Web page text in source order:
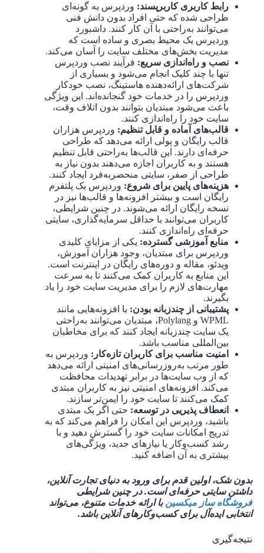
رابط کاربری کاربرپسند: وردپرس به گونه‌ای
طراحی شده که حتی افراد بدون دانش فنی
می‌توانند به‌راحتی با آن کار کنند. داشبورد
وردپرس یک محیط بصری و ساده است که
مدیریت بخش‌های مختلف سایت را آسان می‌کند.
نصب و راه‌اندازی سریع: فرآیند نصب وردپرس
تنها با چند کلیک انجام می‌شود و بسیاری از
شرکت‌های ارائه‌دهنده هاستینگ، نصب خودکار
وردپرس را در خدمات خود گنجانده‌اند. این ویژگی
باعث می‌شود مبتدیان بتوانند بدون اتلاف وقت،
سایت خود را راه‌اندازی کنند.
قالب‌های آماده و قابل تنظیم: وردپرس هزاران
قالب رایگان و پولی ارائه می‌دهد که طراحی
حرفه‌ای دارند. این قالب‌ها به‌راحتی قابل تنظیم
هستند و به کاربران اجازه می‌دهند بدون نیاز به
طراحی از صفر، سایتی منحصربه‌فرد ایجاد کنند.
هزینه‌های پایین برای شروع: وردپرس یک پلتفرم
رایگان است و بیشتر افزونه‌ها و قالب‌ها نیز در
نسخه رایگان ارائه می‌شوند. در چنین شرایطی،
کاربران می‌توانند با حداقل سرمایه‌گذاری، سایتی
حرفه‌ای راه‌اندازی کنند.
منابع آموزشی گسترده: یکی از مزایای کلیدی
وردپرس برای مبتدیان، وجود هزاران آموزش،
ویدئو، مقاله و دوره‌های رایگان در اینترنت است.
این منابع به کاربران کمک می‌کنند تا به ‌سرعت
مهارت‌های لازم را برای مدیریت سایت خود را یاد
بگیرند.
پشتیبانی از چندزبانه بودن: با افزونه‌هایی مانند
WPML و Polylang، مبتدیان می‌توانند به‌راحتی
یک سایت چندزبانه ایجاد کنند که برای مخاطبان
بین‌المللی مناسب باشد.
امنیت مناسب برای کاربران تازه‌کار : وردپرس به
‌طور مرتب به‌روزرسانی‌های امنیتی ارائه می‌دهد
که از وب سایت‌ها در برابر تهدیدات محافظت
می‌کند. افزونه‌های امنیتی نیز به کاربران مبتدی
کمک می‌کنند تا سایت خود را ایمن‌تر سازند.
انعطاف ‌پذیریی در توسعه: حتی اگر یک مبتدی
باشید، وردپرس این امکان را فراهم می‌کند که به
‌تدریج امکانات سایت خود را گسترش دهید و با
رشد کسب‌وکار یا نیازهای جدید، ویژگی‌های
بیشتری به آن اضافه کنید.
بدون شک، اولین قدم برای ورود به دنیای تجارت آنلاین،
داشتن سایتی حرفه‌ای است. در چنین شرایطی
فروشگاه ساز میکسین با ارائه خدمات متنوع، می‌تواند
انتخابی ایده‌آل برای کسب‌وکارهای آنلاین باشد.
نتیجه‌گیری